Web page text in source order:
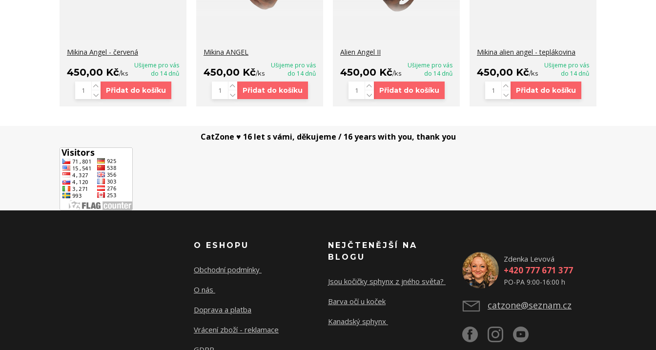
Mikina Angel - červená
450,00 Kč/ks
Ušijeme pro vás
do 14 dnů
Přidat do košíku
Mikina ANGEL
450,00 Kč/ks
Ušijeme pro vás
do 14 dnů
Přidat do košíku
Alien Angel II
450,00 Kč/ks
Ušijeme pro vás
do 14 dnů
Přidat do košíku
Mikina alien angel - teplákovina
450,00 Kč/ks
Ušijeme pro vás
do 14 dnů
Přidat do košíku
CatZone ♥ 16 let s vámi, děkujeme / 16 years with you, thank you
O ESHOPU
Obchodní podmínky
O nás
Doprava a platba
Vrácení zboží - reklamace
NEJČTENĚJŠÍ NA
BLOGU
Jsou kočičky sphynx z jného světa?
Barva očí u koček
Kanadský sphynx
Zdenka Levová
+420 777 671 377
PO-PA 9:00-16:00 h
catzone@seznam.cz